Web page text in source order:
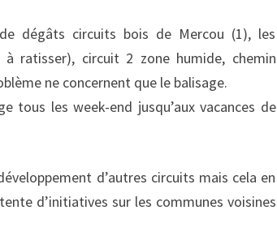
dégâts circuits bois de Mercou (1), les
ratisser), circuit 2 zone humide, chemin
ne concernent que le balisage.
tous les week-end jusqu’aux vacances de
d’autres circuits mais cela en
d’initiatives sur les communes voisines